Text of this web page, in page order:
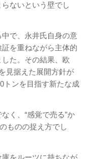
ないという壁でし
で、永井氏自身の意
を重ねながら主体的
た。その結果、欧
見据えた展開方針が
トンを目指す新たな成
く、“感覚で売る”か
ものの捉え方でし
をルーツに持ちなが